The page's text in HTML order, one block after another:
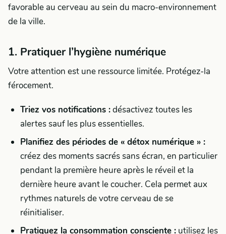
favorable au cerveau au sein du macro-environnement
de la ville.
1. Pratiquer l’hygiène numérique
Votre attention est une ressource limitée. Protégez-la
férocement.
Triez vos notifications :désactivez toutes les
alertes sauf les plus essentielles.
Planifiez des périodes de « détox numérique » :
créez des moments sacrés sans écran, en particulier
pendant la première heure après le réveil et la
dernière heure avant le coucher. Cela permet aux
rythmes naturels de votre cerveau de se
réinitialiser.
Pratiquez la consommation consciente : utilisez les